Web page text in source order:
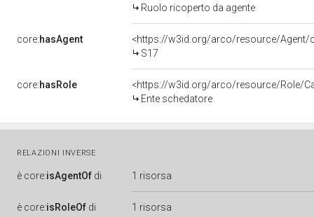
Ruolo ricoperto da agente
core:hasAgent
<https://w3id.org/arco/resource/Agent/
S17
core:hasRole
<https://w3id.org/arco/resource/Role/
Ente schedatore
RELAZIONI INVERSE
è core:isAgentOf di 1 risorsa
è core:isRoleOf di 1 risorsa